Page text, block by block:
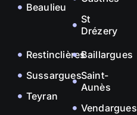
Beaulieu
St
Drézery
Restinclières
Sussargues
Teyran
Baillargues
Saint-
Aunès
Vendargues